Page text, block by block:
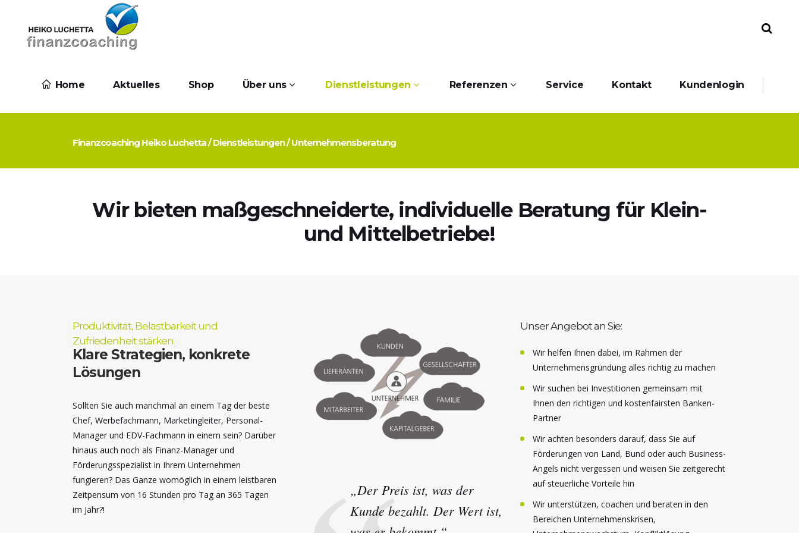
Home Aktuelles Shop Über uns Dienstleistungen Referenzen Service Kontakt Kundenlogin
Finanzcoaching Heiko Luchetta/Dienstleistungen/Unternehmensberatung
Wir bieten maßgeschneiderte, individuelle Beratung für Klein-
und Mittelbetriebe!
Produktivität, Belastbarkeit und
Zufriedenheit stärken
Klare Strategien, konkrete
Lösungen
Sollten Sie auch manchmal an einem Tag der beste
Chef, Werbefachmann, Marketingleiter, Personal-
Manager und EDV-Fachmann in einem sein? Darüber
hinaus auch noch als Finanz-Manager und
Förderungsspezialist in Ihrem Unternehmen
fungieren? Das Ganze womöglich in einem leistbaren
Zeitpensum von 16 Stunden pro Tag an 365 Tagen
im Jahr?!
„Der Preis ist, was der
Kunde bezahlt. Der Wert ist,
Unser Angebot an Sie:
Wir helfen Ihnen dabei, im Rahmen der
Unternehmensgründung alles richtig zu machen
Wir suchen bei Investitionen gemeinsam mit
Ihnen den richtigen und kostenfairsten Banken-
Partner
Wir achten besonders darauf, dass Sie auf
Förderungen von Land, Bund oder auch Business-
Angels nicht vergessen und weisen Sie zeitgerecht
auf steuerliche Vorteile hin
Wir unterstützen, coachen und beraten in den
Bereichen Unternehmenskrisen,